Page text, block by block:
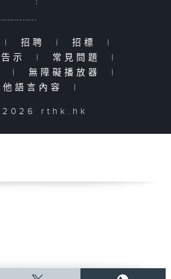
| 招聘 | 招標
|
示
| 常見問題
|
| 無障礙播放器
|
他語言內容
|
rthk.hk